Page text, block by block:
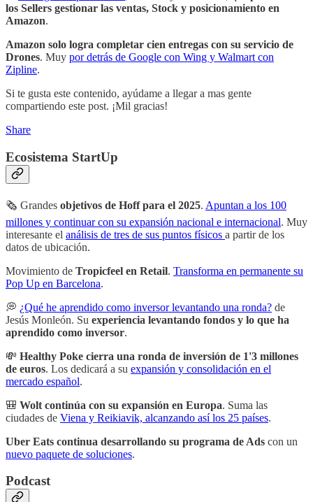
los Sellers gestionar las ventas, Stock y posicionamiento en
Amazon.
Amazon solo logra completar cien entregas con su servicio de
Drones. Muy por detrás de Google con Wing y Walmart con
Zipline.
Si te gusta este contenido, ayúdame a llegar a mas gente
compartiendo este post. ¡Mil gracias!
Share
Ecosistema StartUp
🗞 Grandes objetivos de Hoff para el 2025. Apuntan a los 100
millones y continuar con su expansión nacional e internacional. Muy
interesante el análisis de tres de sus puntos físicos a partir de los
datos de ubicación.
Movimiento de Tropicfeel en Retail. Transforma en permanente su
Pop Up en Barcelona.
💭 ¿Qué he aprendido como inversor levantando una ronda? de
Jesús Monleón. Su experiencia levantando fondos y lo que ha
aprendido como inversor.
💸 Healthy Poke cierra una ronda de inversión de 1'3 millones
de euros. Los dedicará a su expansión y consolidación en el
mercado español.
🎒 Wolt continúa con su expansión en Europa. Suma las
ciudades de Viena y Reikiavik, alcanzando así los 25 países.
Uber Eats continua desarrollando su programa de Ads con un
nuevo paquete de soluciones.
Podcast